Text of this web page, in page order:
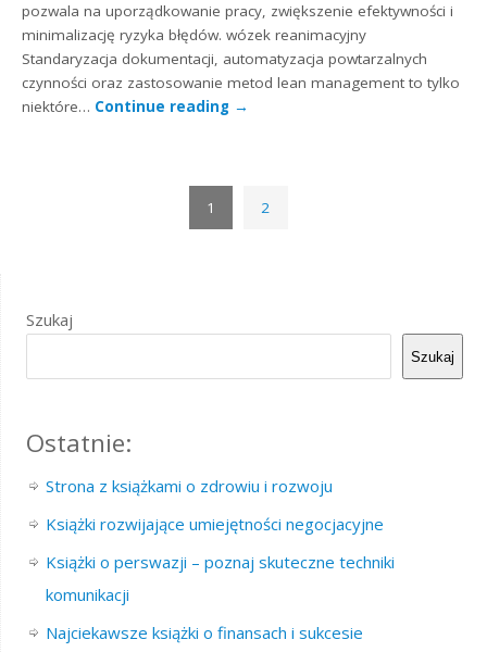
pozwala na uporządkowanie pracy, zwiększenie efektywności i
minimalizację ryzyka błędów. wózek reanimacyjny
Standaryzacja dokumentacji, automatyzacja powtarzalnych
czynności oraz zastosowanie metod lean management to tylko
niektóre… Continue reading →
1 2
Szukaj
Szukaj
Ostatnie:
Strona z książkami o zdrowiu i rozwoju
Książki rozwijające umiejętności negocjacyjne
Książki o perswazji – poznaj skuteczne techniki
komunikacji
Najciekawsze książki o finansach i sukcesie